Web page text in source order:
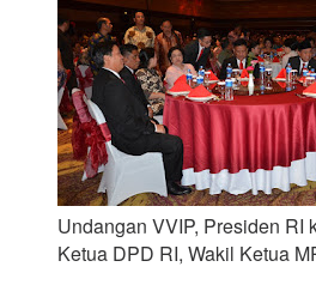
Undangan VVIP, Presiden RI
Ketua DPD RI, Wakil Ketua